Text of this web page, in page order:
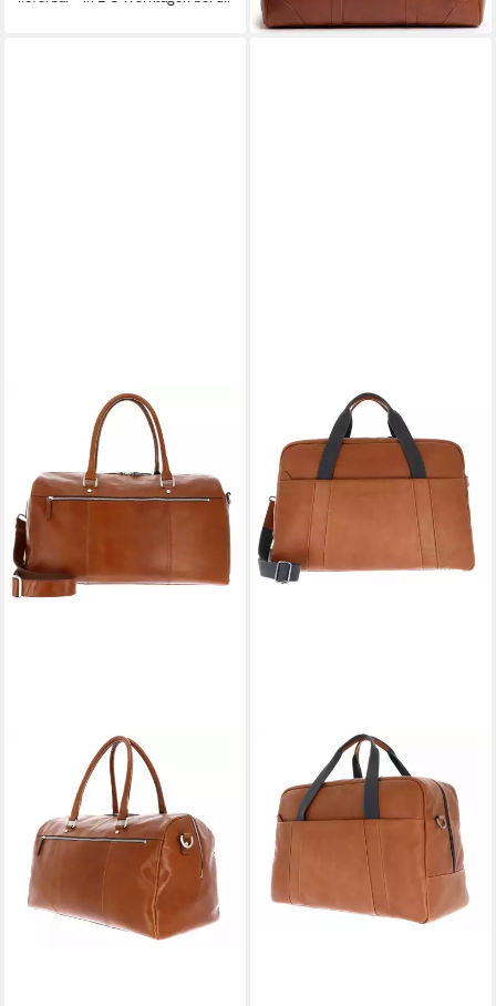
lieferbar - in 2-3 Werktagen bei dir